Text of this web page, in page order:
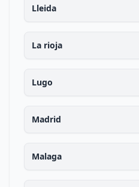
Lleida
La rioja
Lugo
Madrid
Malaga